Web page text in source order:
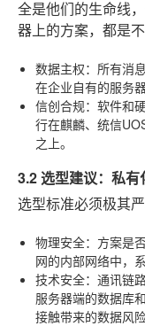
全是他们的生命线
器上的方案，都是
数据主权：所有消
在企业自有的服务
信创合规：软件和
行在麒麟、统信
之上。
3.2 选型建议：私
选型标准必须极其
物理安全：方案是
网的内部网络中，
技术安全：通讯链
服务器端的数据库
接触带来的数据风险